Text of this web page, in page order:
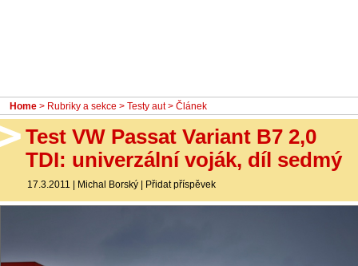
Home > Rubriky a sekce > Testy aut> Článek
Test VW Passat Variant B7 2,0
TDI: univerzální voják, díl sedmý
17.3.2011 | Michal Borský | Přidat příspěvek